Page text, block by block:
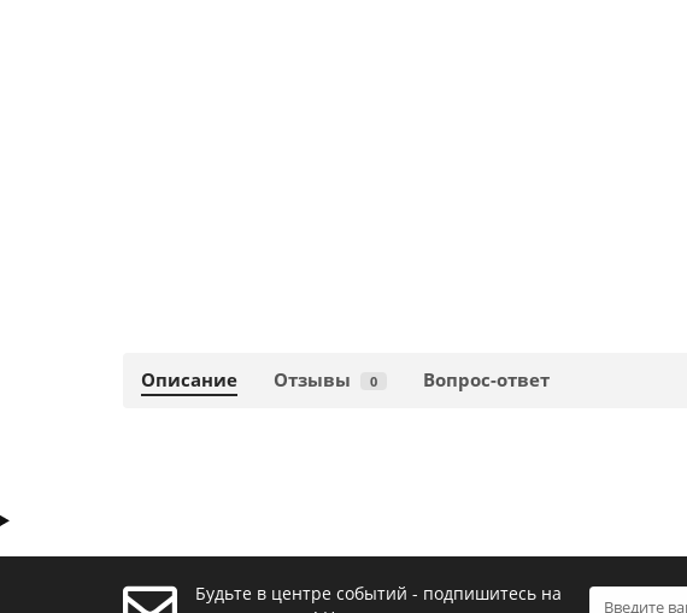
Описание Отзывы 0 Вопрос-ответ
Будьте в центре событий - подпишитесь на